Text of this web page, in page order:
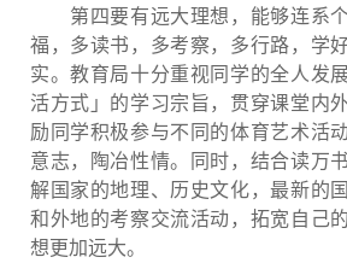
第四要有远大理想，能够连系
福，多读书，多考察，多行路，学
实。教育局十分重视同学的全人发
活方式」的学习宗旨，贯穿课堂内
励同学积极参与不同的体育艺术活
意志，陶冶性情。同时，结合读万
解国家的地理、历史文化，最新的
和外地的考察交流活动，拓宽自己
想更加远大。